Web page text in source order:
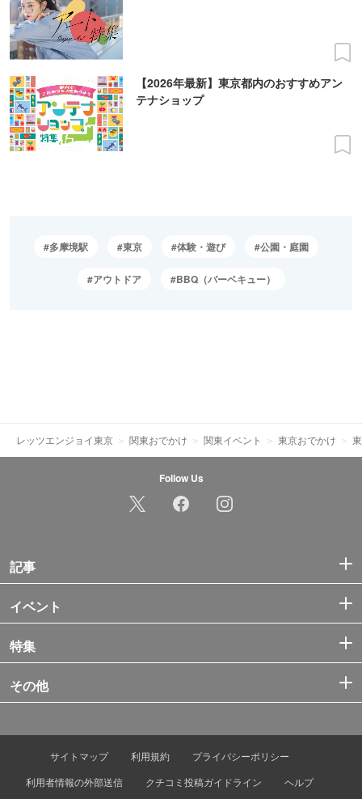
【2026年最新】東京都内のおすすめアン
テナショップ
多摩境駅 東京 体験・遊び 公園・庭園
アウトドア BBQ（バーベキュー）
レッツエンジョイ東京 関東おでかけ 関東イベント 東京おでかけ
Follow Us
記事
イベント
特集
その他
サイトマップ 利用規約
プライバシーポリシー
利用者情報の外部送信
クチコミ投稿ガイドライン ヘルプ